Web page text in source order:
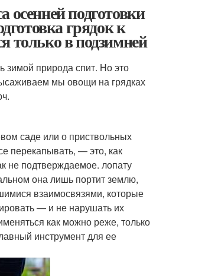
осенней подготовки
грядок к
только в подзимней
зимой природа спит. Но это
мы овощи на грядках
саде или о приствольных
перекапывать, — это, как
не подтверждаемое. лопату
она лишь портит землю,
взаимосвязями, которые
— и не нарушать их
как можно реже, только
инструмент для ее